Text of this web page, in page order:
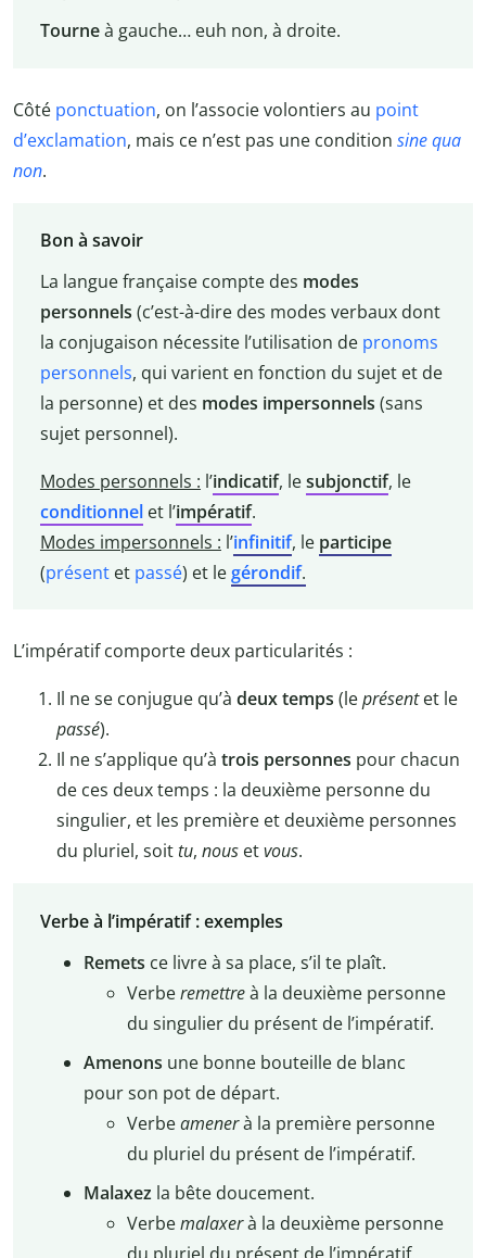
Tourneà gauche… euh non, à droite.
Côté ponctuation, on l’associe volontiers au point
d’exclamation, mais ce n’est pas une condition sine qua
non.
Bon à savoir
La langue française compte des modes
personnels (c’est-à-dire des modes verbaux dont
la conjugaison nécessite l’utilisation de pronoms
personnels, qui varient en fonction du sujet et de
la personne) et des modes impersonnels (sans
sujet personnel).
Modes personnels : l’indicatif, lesubjonctif, le
conditionnelet l’impératif.
Modes impersonnels : l’infinitif, le participe
(présentet passé) et legérondif.
L’impératif comporte deux particularités :
Il ne se conjugue qu’à deux temps (leprésentet le
passé).
Il ne s’applique qu’à trois personnes pour chacun
de ces deux temps : la deuxième personne du
singulier, et les première et deuxième personnes
du pluriel, soittu, nous etvous.
Verbe à l’impératif : exemples
Remets ce livre à sa place, s’il te plaît.
Verberemettreà la deuxième personne
du singulier du présent de l’impératif.
Amenons une bonne bouteille de blanc
pour son pot de départ.
Verbeamenerà la première personne
du pluriel du présent de l’impératif.
Malaxezla bête doucement.
Verbemalaxerà la deuxième personne